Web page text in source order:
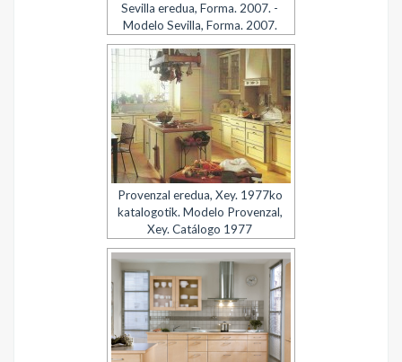
Sevilla eredua, Forma. 2007. -
Modelo Sevilla, Forma. 2007.
Provenzal eredua, Xey. 1977ko
katalogotik. Modelo Provenzal,
Xey. Catálogo 1977